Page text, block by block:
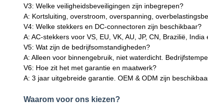
V3: Welke veiligheidsbeveiligingen zijn inbegrepen?
A: Kortsluiting, overstroom, overspanning,
V4: Welke stekkers en DC-connectoren zijn beschikbaar?
A: AC-stekkers voor VS, EU, VK, AU, JP, CN, Brazilië,
V5: Wat zijn de bedrijfsomstandigheden?
A: Alleen voor binnengebruik, niet waterdicht.
V6: Hoe zit het met garantie en maatwerk?
A: 3 jaar uitgebreide garantie. OEM & ODM zijn
Waarom voor ons kiezen?